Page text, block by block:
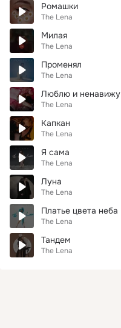
Ромашки
The Lena
Милая
The Lena
Променял
The Lena
Люблю и ненавижу
The Lena
Капкан
The Lena
Я сама
The Lena
Луна
The Lena
Платье цвета неба
The Lena
Тандем
The Lena